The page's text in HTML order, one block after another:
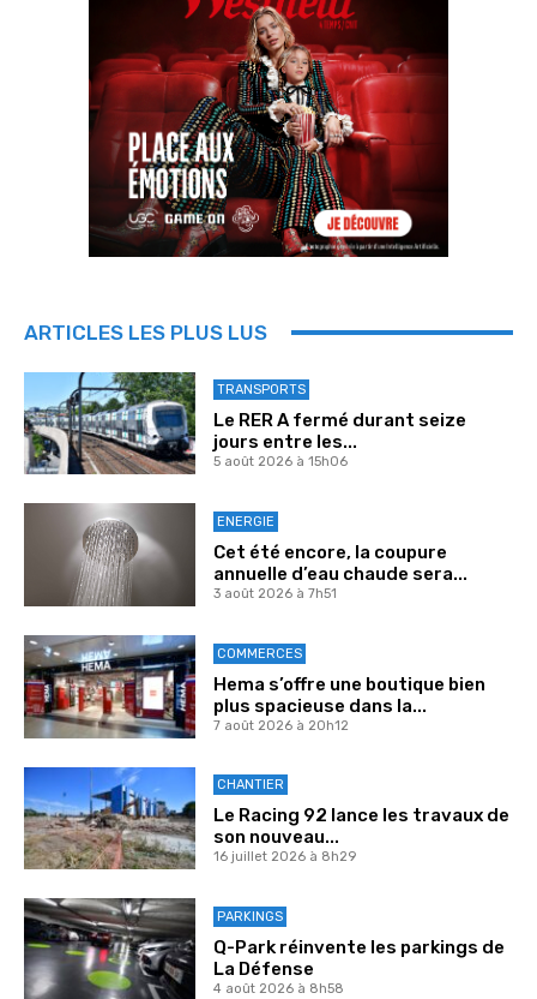
ARTICLES LES PLUS LUS
TRANSPORTS
Le RER A fermé durant seize
jours entre les...
5 août 2026 à 15h06
ENERGIE
Cet été encore, la coupure
annuelle d’eau chaude sera...
3 août 2026 à 7h51
COMMERCES
Hema s’offre une boutique bien
plus spacieuse dans la...
7 août 2026 à 20h12
CHANTIER
Le Racing 92 lance les travaux de
son nouveau...
16 juillet 2026 à 8h29
PARKINGS
Q-Park réinvente les parkings de
La Défense
4 août 2026 à 8h58